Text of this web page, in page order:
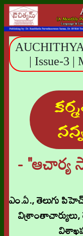
| Issue-3 |
- "ఆచార్య
ఎం.ఏ., తెలుగు